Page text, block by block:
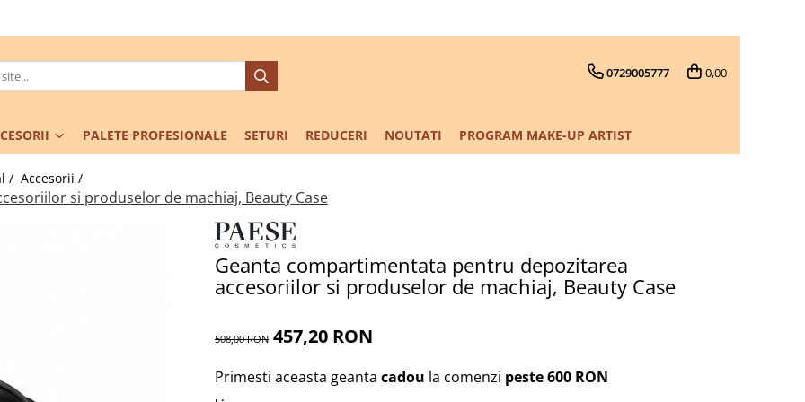
0729005777 0,00
PALETE PROFESIONALE SETURI REDUCERI NOUTATI PROGRAM MAKE-UP ARTIST
/ Accesorii /
si produselor de machiaj, Beauty Case
Geanta compartimentata pentru depozitarea
accesoriilor si produselor de machiaj, Beauty Case
508,00 RON 457,20 RON
Primesti aceasta geanta cadou la comenzi peste 600 RON